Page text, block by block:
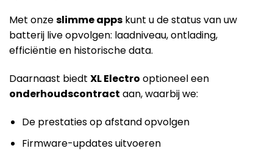
Met onzeslimme apps kunt u de status van uw
batterij live opvolgen: laadniveau, ontlading,
efficiëntie en historische data.
Daarnaast biedt XL Electro optioneel een
onderhoudscontract aan, waarbij we:
De prestaties op afstand opvolgen
Firmware-updates uitvoeren